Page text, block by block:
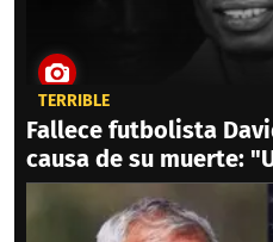
TERRIBLE
Fallece futbolista
causa de su muerte: